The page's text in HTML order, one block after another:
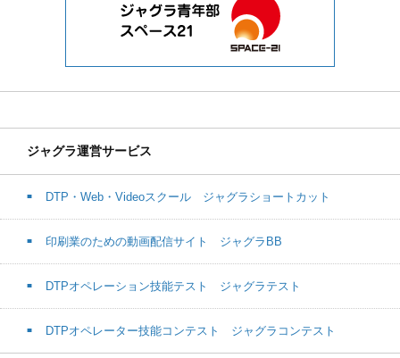
ジャグラ運営サービス
DTP・Web・Videoスクール ジャグラショートカット
印刷業のための動画配信サイト ジャグラBB
DTPオペレーション技能テスト ジャグラテスト
DTPオペレーター技能コンテスト ジャグラコンテスト